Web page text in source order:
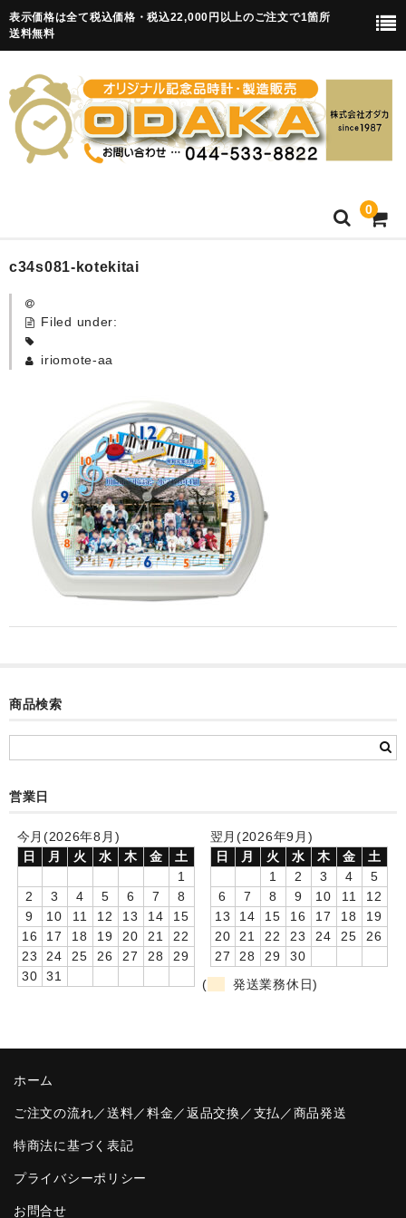
表示価格は全て税込価格・税込22,000円以上のご注文で1箇所
送料無料
0
HOME
卒園記念品
カード付フォトフレームクロック(集合)
目覚まし時計(集合＋個別)
メロディ時計(集合)
音声時計(集合)
目覚まし時計(個別)
お絵かきギャラリー
自作オリジナル時計
卒園DVDアルバム
卒業記念品
音声入りフォトフレームクロック(集合)
音声入りフォトフレームクロック(校歌)
目覚まし時計(集合)
温湿度計付目覚まし時計
制服メモリー
c34s081-kotekitai
Filed under:
iriomote-aa
商品検索
営業日
今月(2026年8月)
日
月 火 水 木 金
土
1
2
3 4 5 6 7
8
9
10 11 12 13 14
15
16
17 18 19 20 21
22
23
24 25 26 27 28
29
30
31
翌月(2026年9月)
日
月 火 水 木 金
土
1
2 3 4
5
6
7 8 9 10 11
12
13
14 15 16 17 18
19
20
21 22 23 24 25
26
27
28 29
30
(
発送業務休日)
ホーム
ご注文の流れ／送料／料金／返品交換／支払／商品発送
特商法に基づく表記
プライバシーポリシー
お問合せ